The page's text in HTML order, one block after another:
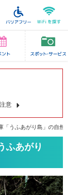
意
「うふあがり島」の自然
ふあがり